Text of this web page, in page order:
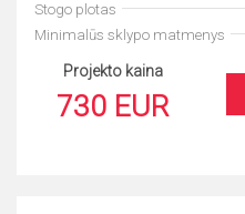
Stogo plotas
Minimalūs sklypo matmenys
Projekto kaina
730 EUR